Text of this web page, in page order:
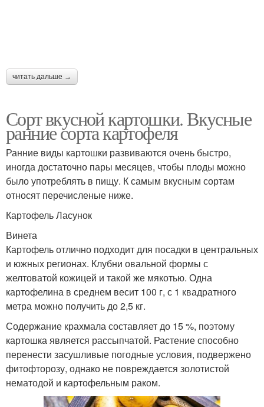
читать дальше →
Сорт вкусной картошки. Вкусные
ранние сорта картофеля
Ранние виды картошки развиваются очень быстро,
иногда достаточно пары месяцев, чтобы плоды можно
было употреблять в пищу. К самым вкусным сортам
относят перечисленые ниже.
Картофель Ласунок
Винета
Картофель отлично подходит для посадки в центральных
и южных регионах. Клубни овальной формы с
желтоватой кожицей и такой же мякотью. Одна
картофелина в среднем весит 100 г, с 1 квадратного
метра можно получить до 2,5 кг.
Содержание крахмала составляет до 15 %, поэтому
картошка является рассыпчатой. Растение способно
перенести засушливые погодные условия, подвержено
фитофторозу, однако не повреждается золотистой
нематодой и картофельным раком.